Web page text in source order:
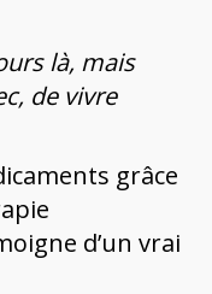
là, mais
de vivre
grâce
d’un vrai